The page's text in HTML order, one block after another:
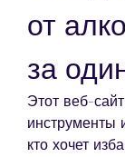
от
за
Этот веб-
инструменты
кто хочет